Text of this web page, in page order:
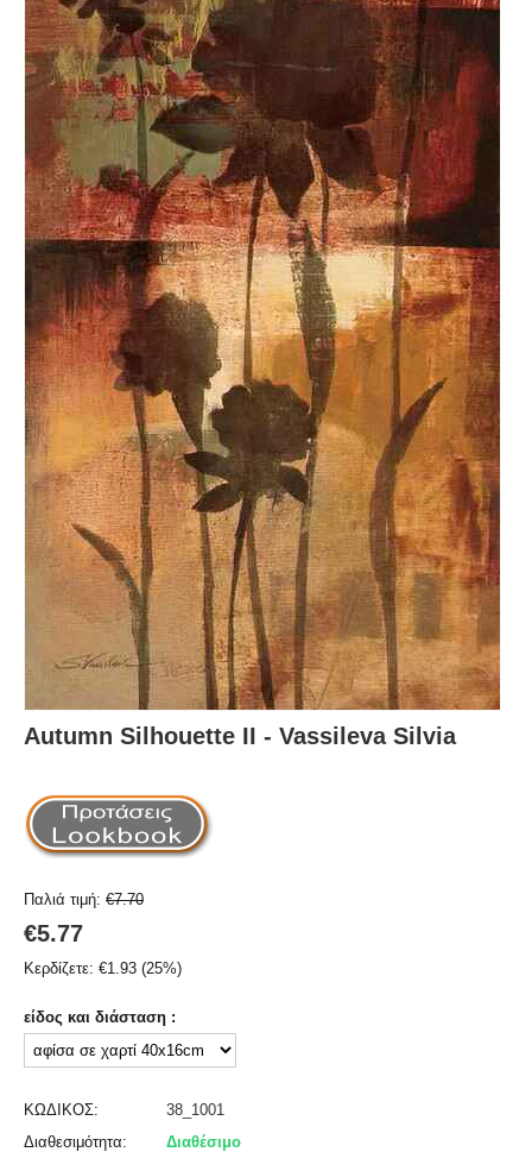
Autumn Silhouette II - Vassileva Silvia
Παλιά τιμή: €7.70
€5.77
Κερδίζετε: €1.93 (25%)
είδος και διάσταση :
ΚΩΔΙΚΟΣ:
38_1001
Διαθεσιμότητα:
Διαθέσιμο